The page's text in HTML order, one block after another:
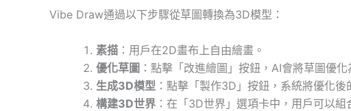
Vibe Draw通過以下步驟從草圖轉換為3D模型：
素描 ：用戶在2D畫布上自由繪畫。
優化草圖 ：點擊「改進繪圖」按鈕，AI會將草圖優化
生成3D模型 ：點擊「製作3D」按鈕，系統將優化後
構建3D世界 ：在「3D世界」選項卡中，用戶可以